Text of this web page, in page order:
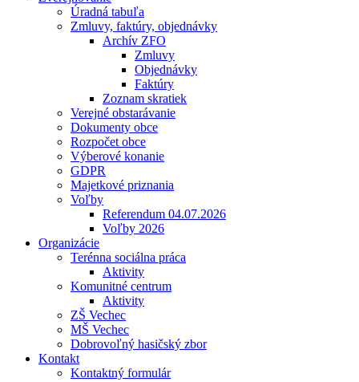
Úradná tabuľa
Zmluvy, faktúry, objednávky
Archív ZFO
Zmluvy
Objednávky
Faktúry
Zoznam skratiek
Verejné obstarávanie
Dokumenty obce
Rozpočet obce
Výberové konanie
GDPR
Majetkové priznania
Voľby
Referendum 04.07.2026
Voľby 2026
Organizácie
Terénna sociálna práca
Aktivity
Komunitné centrum
Aktivity
ZŠ Vechec
MŠ Vechec
Dobrovoľný hasičský zbor
Kontakt
Kontaktný formulár